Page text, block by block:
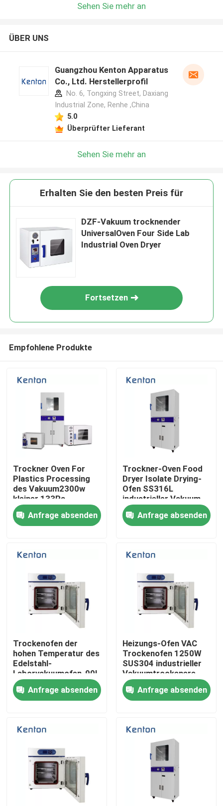
Nach Hause
Kontakte
Produkte
Labortrockenerer Ofen
Industrieller Trockenofen
Temperatur-Feuchtigkeits-Kammer
Sehen Sie mehr an
ÜBER UNS
Guangzhou Kenton Apparatus
Co., Ltd. Herstellerprofil
No. 6, Tongxing Street, Daxiang
Industrial Zone, Renhe ,China
5.0
Überprüfter Lieferant
Sehen Sie mehr an
Erhalten Sie den besten Preis für
DZF-Vakuum trocknender
UniversalOven Four Side Lab
Industrial Oven Dryer
Fortsetzen
Empfohlene Produkte
Trockner Oven For
Plastics Processing
des Vakuum2300w
kleiner 133Pa
Anfrage absenden
Trockner-Oven Food
Dryer Isolate Drying-
Ofen SS316L
industrieller Vakuum
Anfrage absenden
Trockenofen der
hohen Temperatur des
Edelstahl-
Laborvakuumofen-90L
Anfrage absenden
Heizungs-Ofen VAC
Trockenofen 1250W
SUS304 industrieller
Vakuumtrockenere
Anfrage absenden